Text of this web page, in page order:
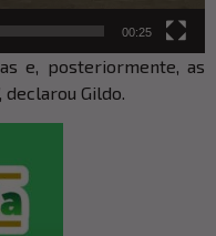
00:25
e, posteriormente, as
declarou Gildo.